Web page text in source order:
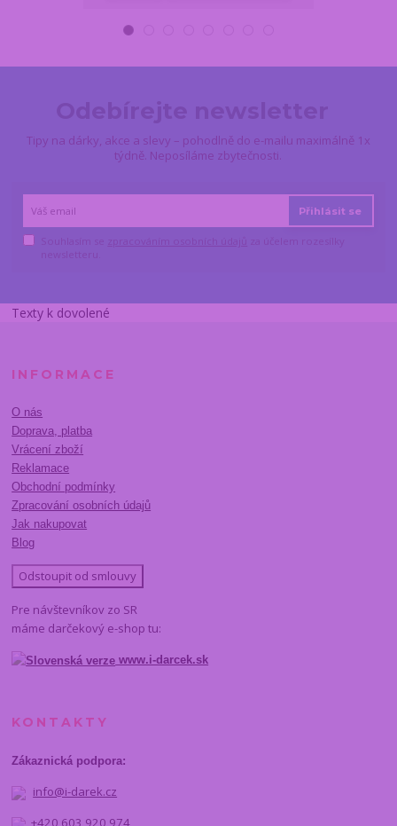
Tipy na dárky, akce a slevy – pohodlně do e-mailu maximálně 1x
týdně. Neposíláme zbytečnosti.
Přihlásit se
Texty k dovolené
INFORMACE
O nás
Doprava, platba
Vrácení zboží
Reklamace
Obchodní podmínky
Zpracování osobních údajů
Jak nakupovat
Blog
Odstoupit od smlouvy
Pre návštevníkov zo SR
máme darčekový e-shop tu:
www.i-darcek.sk
KONTAKTY
Zákaznická podpora:
info@i-darek.cz
+420 603 920 974